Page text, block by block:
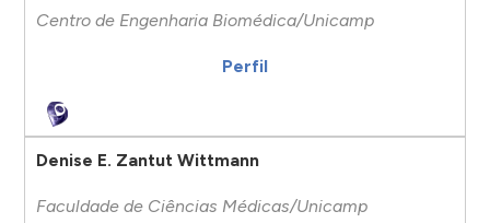
Centro de Engenharia Biomédica/Unicamp
Perfil
Denise E. Zantut Wittmann
Faculdade de Ciências Médicas/Unicamp